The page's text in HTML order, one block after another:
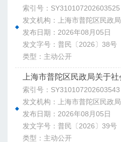
索引号：SY310107202603525
发文机构：上海市普陀区民政局
发布日期：2026年08月05日
发文字号：普民〔2026〕38号
类型：主动公开
索引号：SY310107202603543
发文机构：上海市普陀区民政局
发布日期：2026年08月05日
发文字号：普民〔2026〕39号
类型：主动公开